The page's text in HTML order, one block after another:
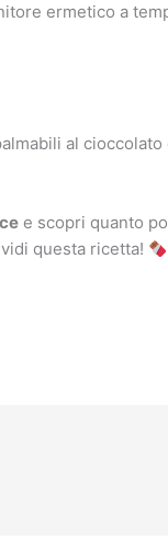
ermetico a
al
e scopri quanto
questa ricetta!